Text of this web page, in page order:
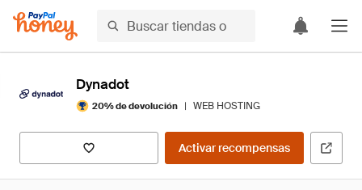
Dynadot
20% de devolución | WEB HOSTING
Activar recompensas